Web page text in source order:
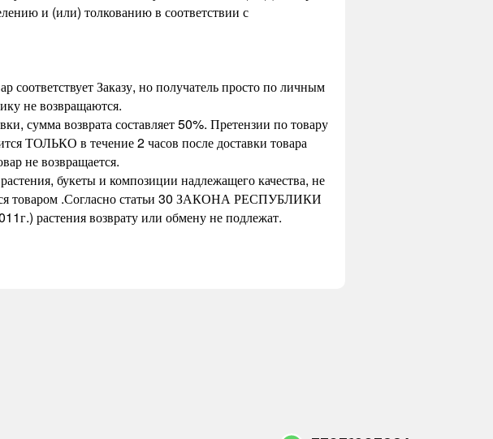
и (или) толкованию в соответствии с
соответствует Заказу, но получатель просто по личным
не возвращаются.
сумма возврата составляет 50%. Претензии по товару
ТОЛЬКО в течение 2 часов после доставки товара
не возвращается.
букеты и композиции надлежащего качества, не
товаром .Согласно статьи 30 ЗАКОНА РЕСПУБЛИКИ
растения возврату или обмену не подлежат.